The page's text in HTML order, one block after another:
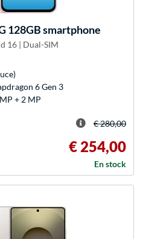
128GB smartphone
16 | Dual-SIM
6 Gen 3
+ 2 MP
€ 280,00
€ 254,00
En stock